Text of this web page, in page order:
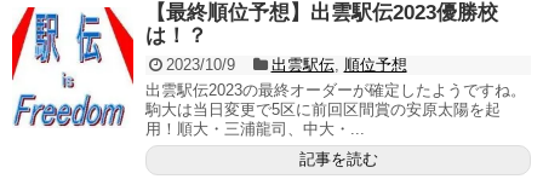
【最終順位予想】出雲駅伝2023優勝校
は！？
2023/10/9 出雲駅伝, 順位予想
出雲駅伝2023の最終オーダーが確定したようですね。
駒大は当日変更で5区に前回区間賞の安原太陽を起
用！順大・三浦龍司、中大・...
記事を読む